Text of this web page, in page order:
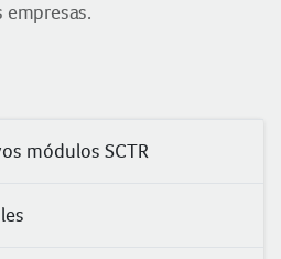
empresas.
módulos SCTR